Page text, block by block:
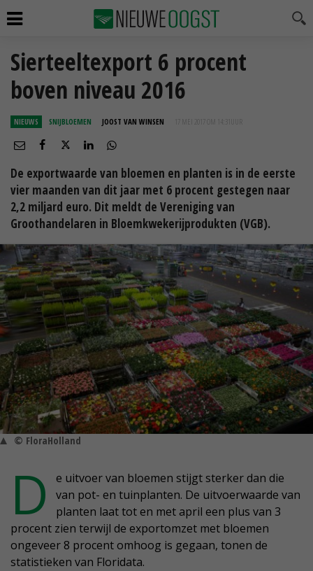
Sierteeltexport 6 procent
boven niveau 2016
NIEUWS SNIJBLOEMEN JOOST VAN WINSEN 17 MEI 2017 OM 14:31
De exportwaarde van bloemen en planten is in de eerste
vier maanden van dit jaar met 6 procent gestegen naar
2,2 miljard euro. Dit meldt de Vereniging van
Groothandelaren in Bloemkwekerijprodukten (VGB).
© FloraHolland
D
e uitvoer van bloemen stijgt sterker dan die
van pot- en tuinplanten. De uitvoerwaarde van
planten laat tot en met april een plus van 3
procent zien terwijl de exportomzet met bloemen
ongeveer 8 procent omhoog is gegaan, tonen de
statistieken van Floridata.